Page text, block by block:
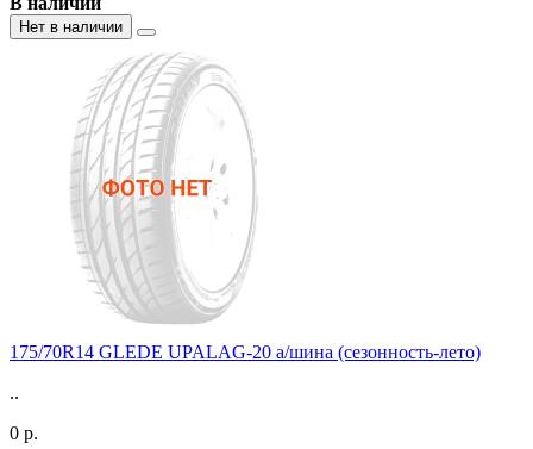
Нет в наличии
175/70R14 GLEDE UPALAG-20 а/шина (сезонность-лето)
..
0 р.